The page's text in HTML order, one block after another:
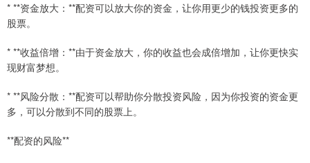
* **资金放大：**配资可以放大你的资金，让你用更少的钱投资更多的
股票。
* **收益倍增：**由于资金放大，你的收益也会成倍增加，让你更快实
现财富梦想。
* **风险分散：**配资可以帮助你分散投资风险，因为你投资的资金更
多，可以分散到不同的股票上。
**配资的风险**